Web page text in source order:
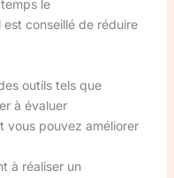
le
conseillé de réduire
outils tels que
à évaluer
vous pouvez améliorer
à réaliser un